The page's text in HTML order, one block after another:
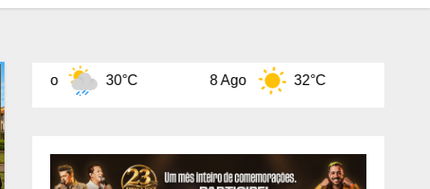
8 Ago 32°C 9 Ago